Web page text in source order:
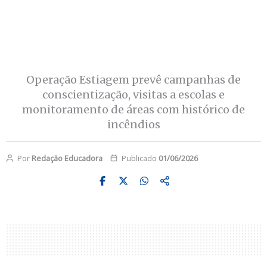
Operação Estiagem prevê campanhas de
conscientização, visitas a escolas e
monitoramento de áreas com histórico de
incêndios
Por Redação Educadora Publicado 01/06/2026